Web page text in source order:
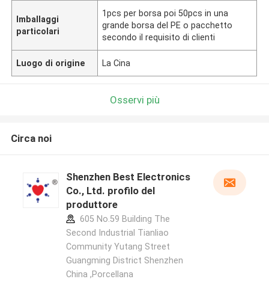
Imballaggi
particolari
1pcs per borsa poi 50pcs in una
grande borsa del PE o pacchetto
secondo il requisito di clienti
Luogo di origine La Cina
Osservi più
Circa noi
Shenzhen Best Electronics
Co., Ltd. profilo del
produttore
605 No.59 Building The
Second Industrial Tianliao
Community Yutang Street
Guangming District Shenzhen
China ,Porcellana